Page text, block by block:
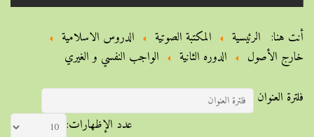
أنت هنا: الرئيسية المكتبة الصوتية
الدروس الاسلامیة
خارج الأصول
الدوره الثانية
الواجب النفسي و الغيري
فلترة العنوان
عدد الإظهارات: